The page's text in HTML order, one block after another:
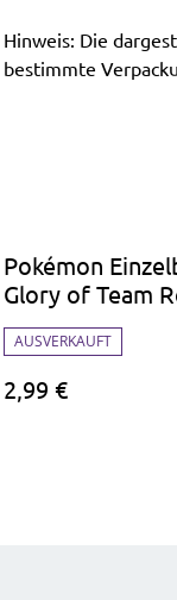
Hinweis: Die
bestimmte
Pokémon
Glory of Team
(Koreanische
AUSVERKAUFT
2,99 €